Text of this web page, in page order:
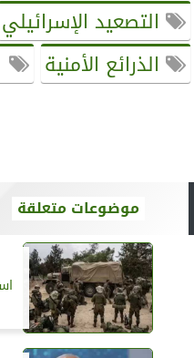
التصعيد الإسرائيلي
الذرائع الأمنية
موضوعات متعلقة